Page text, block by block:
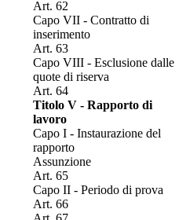
Art. 62
Capo VII - Contratto di
inserimento
Art. 63
Capo VIII - Esclusione dalle
quote di riserva
Art. 64
Titolo V - Rapporto di
lavoro
Capo I - Instaurazione del
rapporto
Assunzione
Art. 65
Capo II - Periodo di prova
Art. 66